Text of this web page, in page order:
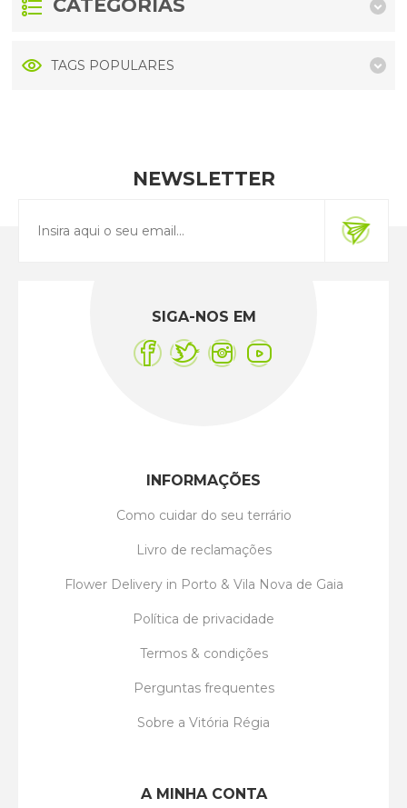
CATEGORIAS
TAGS POPULARES
NEWSLETTER
SIGA-NOS EM
INFORMAÇÕES
Como cuidar do seu terrário
Livro de reclamações
Flower Delivery in Porto & Vila Nova de Gaia
Política de privacidade
Termos & condições
Perguntas frequentes
Sobre a Vitória Régia
A MINHA CONTA